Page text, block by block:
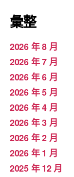
彙整
2026 年 8 月
2026 年 7 月
2026 年 6 月
2026 年 5 月
2026 年 4 月
2026 年 3 月
2026 年 2 月
2026 年 1 月
2025 年 12 月